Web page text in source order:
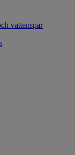
vattenspar